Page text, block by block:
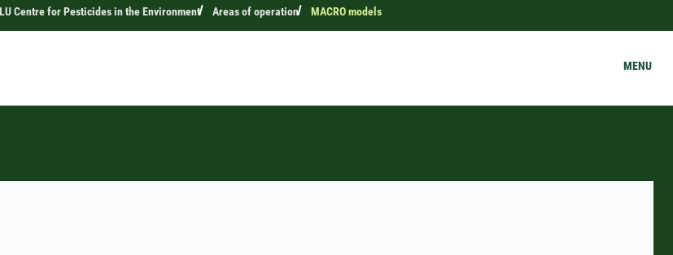
Centre for Pesticides in the Environment Areas of operation MACRO models
MENU